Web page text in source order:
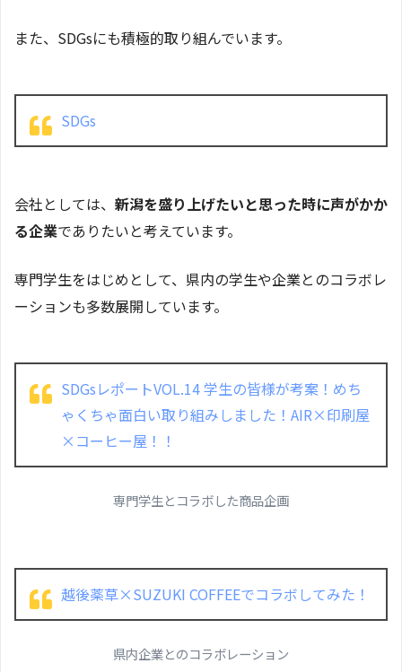
また、SDGsにも積極的取り組んでいます。
SDGs
会社としては、 新潟を盛り上げたいと思った時に声がかか
る企業でありたいと考えています。
専門学生をはじめとして、県内の学生や企業とのコラボレ
ーションも多数展開しています。
SDGsレポートVOL.14 学生の皆様が考案！めち
ゃくちゃ面白い取り組みしました！AIR×印刷屋
×コーヒー屋！！
専門学生とコラボした商品企画
越後薬草×SUZUKI COFFEEでコラボしてみた！
県内企業とのコラボレーション